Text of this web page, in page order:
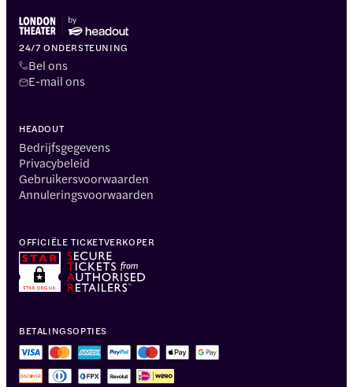
24/7 ONDERSTEUNING
Bel ons
E-mail ons
HEADOUT
Bedrijfsgegevens
Privacybeleid
Gebruikersvoorwaarden
Annuleringsvoorwaarden
BETALINGSOPTIES
OFFICIËLE TICKETVERKOPER